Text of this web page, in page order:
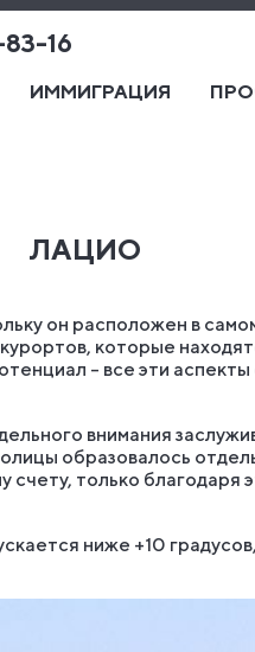
16
ИММИГРАЦИЯ
ЛАЦИО
он расположен в
которые
– все эти
внимания
образовалось
только благодаря
ниже +10